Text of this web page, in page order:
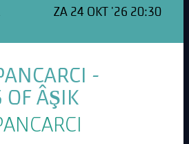
ZA 24 OKT '26 20:30
-
OF ÂŞIK